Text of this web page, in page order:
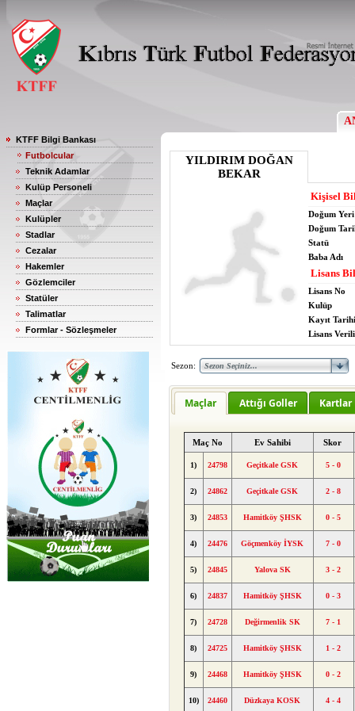
KTFF Bilgi Bankası
Futbolcular
Teknik Adamlar
Kulüp Personeli
Maçlar
Kulüpler
Stadlar
Cezalar
Hakemler
Gözlemciler
Statüler
Talimatlar
Formlar - Sözleşmeler
YILDIRIM DOĞAN
BEKAR
Kişisel
Doğum Yeri
Doğum
Statü
Baba Adı
Lisans
Lisans No
Kulüp
Kayıt Tarihi
Lisans
Sezon:
Maçlar Attığı Goller Kartlar
Maç No Ev Sahibi Skor
1) 24798 Geçitkale GSK 5 - 0
2) 24862 Geçitkale GSK 2 - 8
3) 24853 Hamitköy ŞHSK 0 - 5
4) 24476 Göçmenköy İYSK 7 - 0
5) 24845 Yalova SK 3 - 2
6) 24837 Hamitköy ŞHSK 0 - 3
7) 24728 Değirmenlik SK 7 - 1
8) 24725 Hamitköy ŞHSK 1 - 2
9) 24468 Hamitköy ŞHSK 0 - 2
10) 24460 Düzkaya KOSK 4 - 4